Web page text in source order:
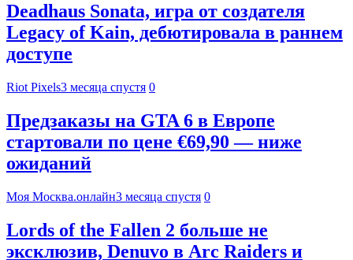
Deadhaus Sonata, игра от создателя
Legacy of Kain, дебютировала в раннем
доступе
Riot Pixels3 месяца спустя 0
Предзаказы на GTA 6 в Европе
стартовали по цене €69,90 — ниже
ожиданий
Моя Москва.онлайн3 месяца спустя 0
Lords of the Fallen 2 больше не
эксклюзив, Denuvo в Arc Raiders и